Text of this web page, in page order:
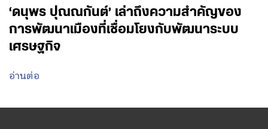
‘ดนุพร ปุณณกันต์’ เล่าถึงความสำคัญของ
การพัฒนาเมืองที่เชื่อมโยงกับพัฒนาระบบ
เศรษฐกิจ
อ่านต่อ